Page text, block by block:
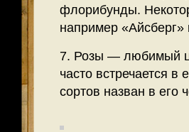
флорибунды.
например
7. Розы — любимый
часто встречается
сортов назван в его